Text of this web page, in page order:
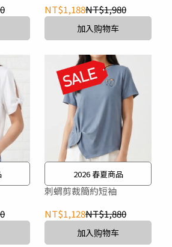
NT$1,188NT$1,980
加入购物车
2026 春夏商品
刺蝟剪裁簡約短袖
NT$1,128NT$1,880
加入购物车